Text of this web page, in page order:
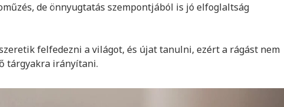
de önnyugtatás szempontjából is jó elfoglaltság
felfedezni a világot, és újat tanulni, ezért a rágást nem
tárgyakra irányítani.